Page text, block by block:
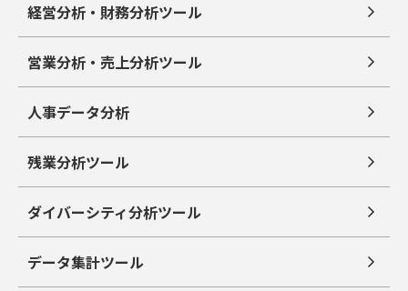
経営分析・財務分析ツール
営業分析・売上分析ツール
人事データ分析
残業分析ツール
ダイバーシティ分析ツール
データ集計ツール